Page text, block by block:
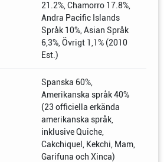
21.2%, Chamorro 17.8%,
Andra Pacific Islands
Språk 10%, Asian Språk
6,3%, Övrigt 1,1% (2010
Est.)
Spanska 60%,
Amerikanska språk 40%
(23 officiella erkända
amerikanska språk,
inklusive Quiche,
Cakchiquel, Kekchi, Mam,
Garifuna och Xinca)